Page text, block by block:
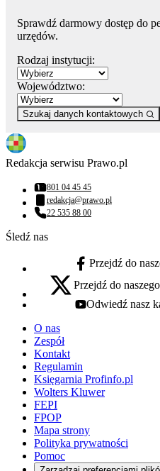
Sprawdź darmowy dostęp do
urzędów.
Rodzaj instytucji:
Województwo:
Szukaj danych kontaktowych
Redakcja serwisu Prawo.pl
Numer telefonu:
801 04 45 45
Adres email:
redakcja@prawo.pl
Numer telefonu:
22 535 88 00
Śledź nas
facebook - otwiera się w
Przejdź do
x - otwiera się w nowej karcie
Przejdź do
youtube - otwiera się w
Odwiedź nasz
O nas
Zespół
Kontakt
Regulamin
Księgarnia Profinfo.pl
Wolters Kluwer
FEPI
FPOP
Mapa strony
Polityka prywatności
Pomoc